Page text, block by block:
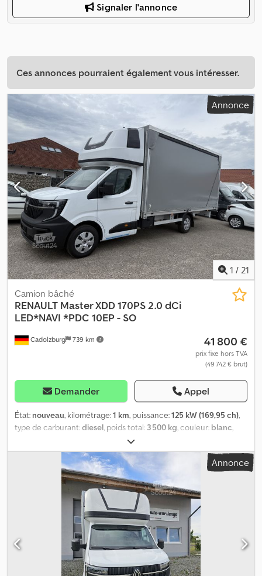
Signaler l'annonce
Ces annonces pourraient également vous intéresser.
Annonce
1 / 21
Cadolzburg 739 km
Camion bâché
RENAULT Master XDD 170PS 2.0 dCi
LED*NAVI *PDC 10EP - SO
41 800 €
prix fixe hors TVA
(49 742 € brut)
Demander Appel
État: nouveau, kilométrage:1 km, puissance:125 kW (169,95 ch),
type de carburant:diesel , poids total: 3 500 kg , couleur: blanc
, nombre de sièges:
l'espace de chargement:24 m³, longueur de l'espace de
chargement:4 900 mm, largeur de l’espace de chargement:2 200
, hauteur de l'espace de chargement:
2024, Équipement:ABS, chauffage de
stationnement, climatisation, programme électronique de
stabilité (ESP), système de navigation, verrouillage centralisé
Bienvenue chez carmax24. Aujourd’hui, vous avez l’opportunité
d’acquérir l’un de nos véhicules soigneusement sélectionnés et
contrôlés. Depuis 2008, des véhicules inspectés par des experts
et de haute qualité assurent une grande satisfaction de notre
Annonce